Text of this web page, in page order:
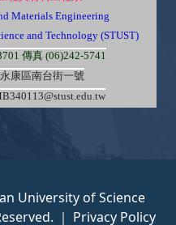
Materials Engineering
and Technology (STUST)
傳真 (06)242-5741
康區南台街一號
University of Science
｜ Privacy Policy